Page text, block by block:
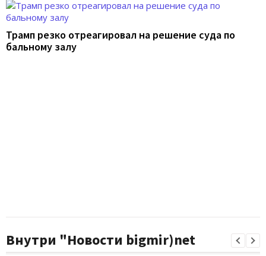
Трамп резко отреагировал на решение суда по
бальному залу
Внутри "Новости bigmir)net